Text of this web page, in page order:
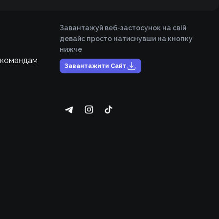
Завантажуй веб-застосунок на свій
девайс просто натиснувши на кнопку
нижче
Завантажити Сайт